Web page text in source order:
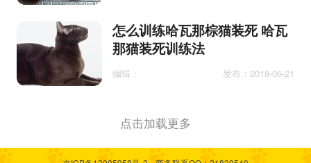
怎么训练哈瓦那棕猫装死 哈瓦
那猫装死训练法
编辑： 发布：2018-06-21
点击加载更多